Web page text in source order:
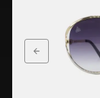
Previous slide